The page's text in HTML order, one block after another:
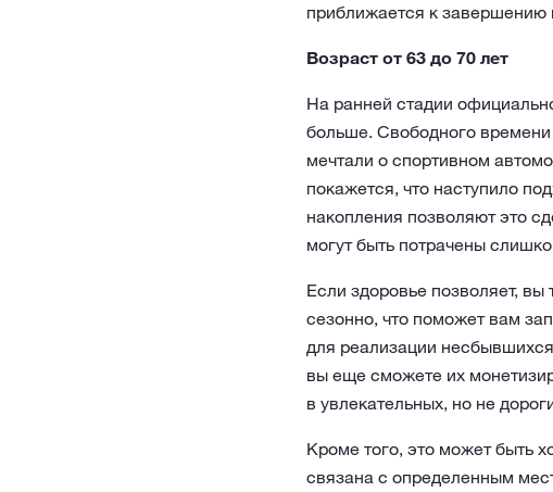
приближается к
Возраст от 63 до 70 лет
На ранней стадии
больше. Свободного
мечтали о спортивном
покажется, что наступило
накопления позволяют это
могут быть потрачены
Если здоровье позволяет,
сезонно, что поможет вам
для реализации
вы еще сможете их
в увлекательных, но не
Кроме того, это может быть
связана с определенным